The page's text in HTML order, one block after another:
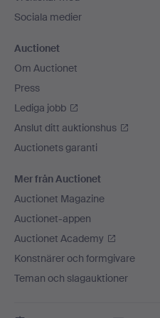
Sociala medier
Auctionet
Om Auctionet
Press
Lediga jobb
Anslut ditt auktionshus
Auctionets garanti
Mer från Auctionet
Auctionet Magazine
Auctionet-appen
Auctionet Academy
Konstnärer och formgivare
Teman och slagauktioner